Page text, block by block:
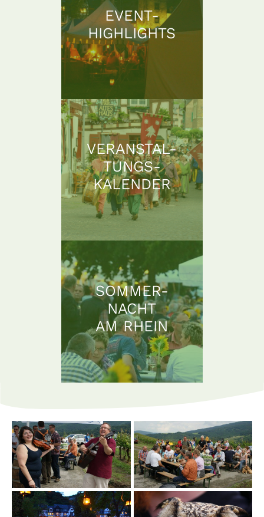
EVENT-
HIGHLIGHTS
VERANSTAL-
TUNGS-
KALENDER
SOMMER-
NACHT
AM RHEIN